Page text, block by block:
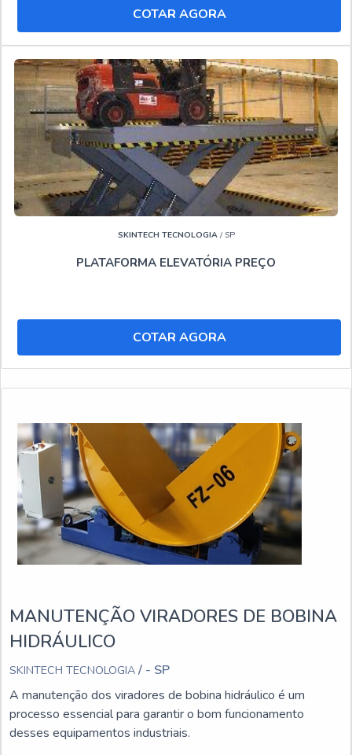
Conhecida por ser líder no mercado e referência no
segmento, qualificações construídas pela empresa focar
suas ações no resultado final tendo material de ótima
qualidade e atendimento regionalizado o que, somado a
uma equipe com profissionais especializados e
atendimento personalizado , fecha todo o ciclo de entrega
com excelência para seus clientes.."
COTAR AGORA
SKINTECH TECNOLOGIA/ SP
PLATAFORMA ELEVATÓRIA PREÇO
COTAR AGORA
MANUTENÇÃO VIRADORES DE BOBINA
HIDRÁULICO
SKINTECH TECNOLOGIA / - SP
A manutenção dos viradores de bobina hidráulico é um
processo essencial para garantir o bom funcionamento
desses equipamentos industriais.